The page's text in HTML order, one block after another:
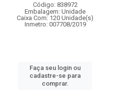
Código: 838972
Embalagem: Unidade
Caixa Com: 120 Unidade(s)
Inmetro: 007708/2019
Faça seu login ou
cadastre-se para
comprar.